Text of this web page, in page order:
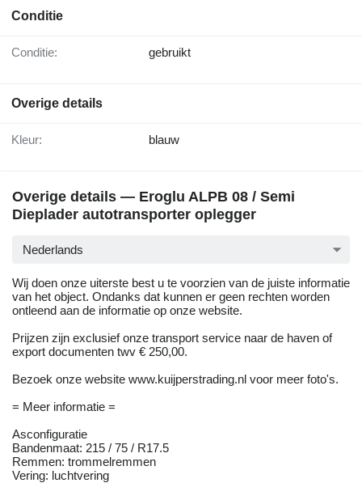
Conditie
Conditie: gebruikt
Overige details
Kleur: blauw
Overige details — Eroglu ALPB 08 / Semi
Dieplader autotransporter oplegger
Nederlands
Wij doen onze uiterste best u te voorzien van de juiste informatie
van het object. Ondanks dat kunnen er geen rechten worden
ontleend aan de informatie op onze website.
Prijzen zijn exclusief onze transport service naar de haven of
export documenten twv € 250,00.
Bezoek onze website www.kuijperstrading.nl voor meer foto's.
= Meer informatie =
Asconfiguratie
Bandenmaat: 215 / 75 / R17.5
Remmen: trommelremmen
Vering: luchtvering